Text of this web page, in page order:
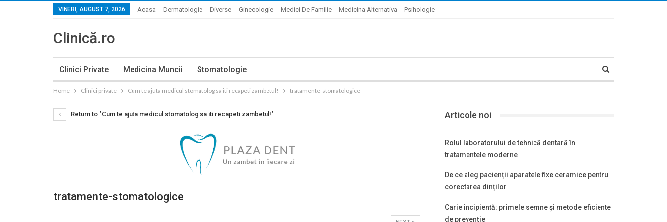
VINERI, AUGUST 7, 2026 Acasa Dermatologie Diverse Ginecologie Medici De Familie Medicina Alternativa Psihologie
Clinică.ro
Clinici Private Medicina Muncii Stomatologie
Home Clinici private Cum te ajuta medicul stomatolog sa iti recapeti zambetul! tratamente-stomatologice
Return to "Cum te ajuta medicul stomatolog sa iti recapeti zambetul!"
tratamente-stomatologice
Articole noi
Rolul laboratorului de tehnică dentară în
tratamentele moderne
De ce aleg pacienții aparatele fixe ceramice pentru
corectarea dinților
Carie incipientă: primele semne și metode eficiente
de prevenție